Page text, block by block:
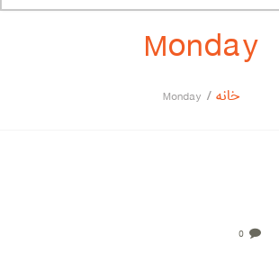
Monday
خانه Monday
0